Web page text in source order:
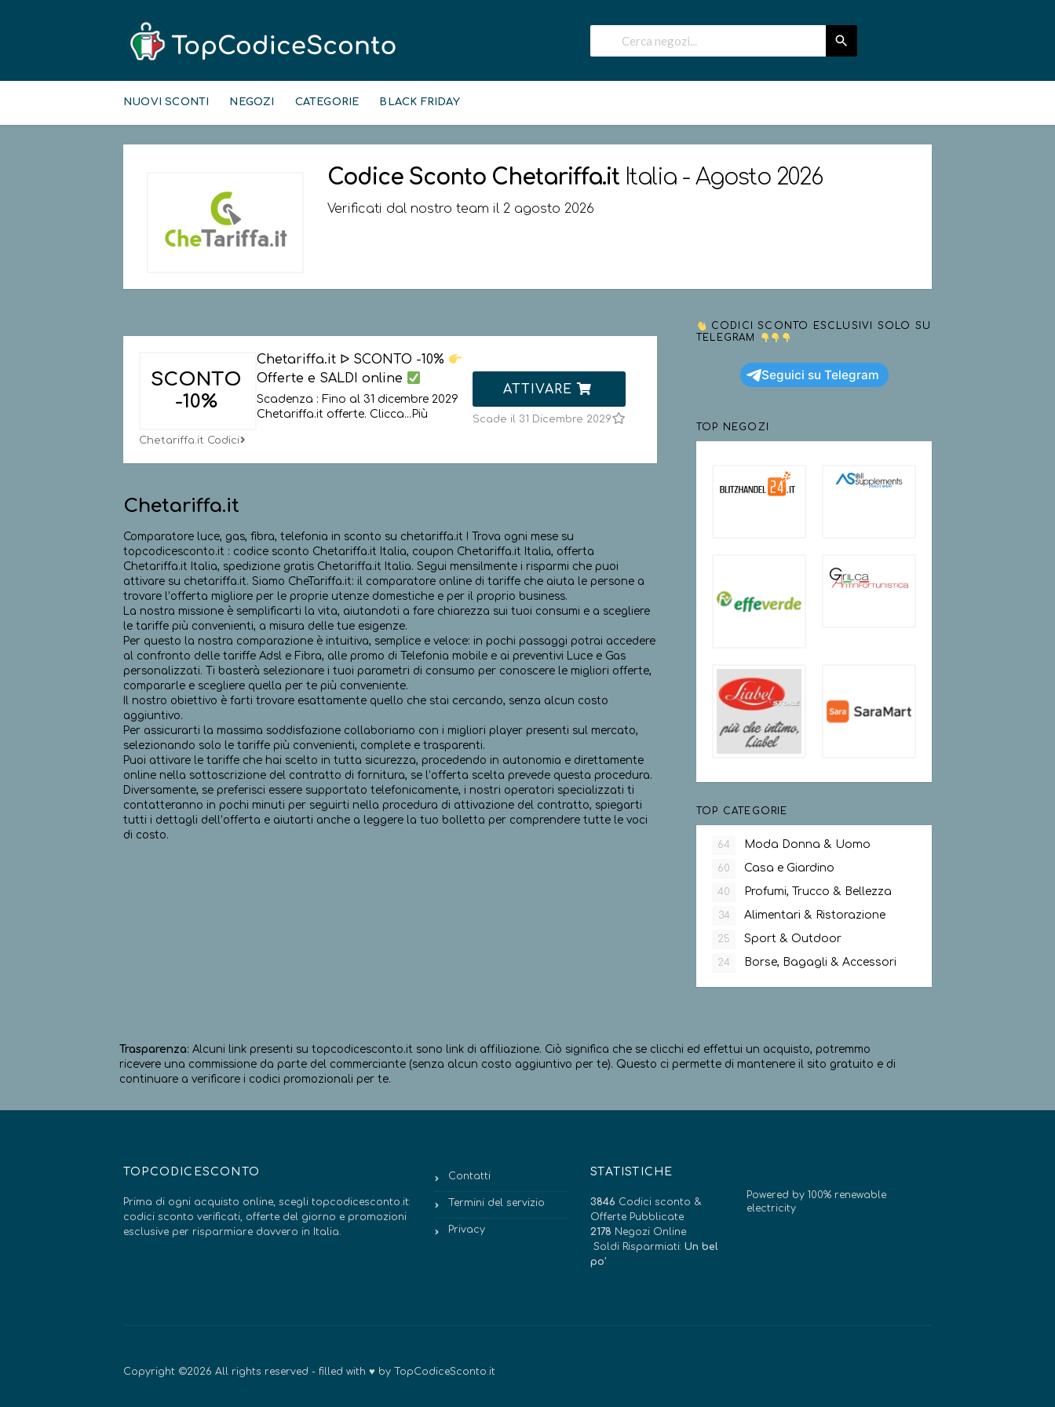
to
NUOVI SCONTI NEGOZI CATEGORIE BLACK FRIDAY
Codice Sconto Chetariffa.it Italia - Agosto 2026
Verificati dal nostro team il 2 agosto 2026
SCONTO
-10%
Chetariffa.it Codici
Chetariffa.it ᐅ SCONTO -10%
Offerte e SALDI online
Scadenza : Fino al 31 dicembre 2029
Chetariffa.it offerte. Clicca... Più
ATTIVARE
Scade il 31 Dicembre 2029
Chetariffa.it
Comparatore luce, gas, fibra, telefonia in sconto su chetariffa.it ! Trova ogni mese su
topcodicesconto.it : codice sconto Chetariffa.it Italia, coupon Chetariffa.it Italia, offerta
Chetariffa.it Italia, spedizione gratis Chetariffa.it Italia. Segui mensilmente i risparmi che puoi
attivare su chetariffa.it. Siamo CheTariffa.it: il comparatore online di tariffe che aiuta le persone a
trovare l’offerta migliore per le proprie utenze domestiche e per il proprio business.
La nostra missione è semplificarti la vita, aiutandoti a fare chiarezza sui tuoi consumi e a scegliere
le tariffe più convenienti, a misura delle tue esigenze.
Per questo la nostra comparazione è intuitiva, semplice e veloce: in pochi passaggi potrai accedere
al confronto delle tariffe Adsl e Fibra, alle promo di Telefonia mobile e ai preventivi Luce e Gas
personalizzati. Ti basterà selezionare i tuoi parametri di consumo per conoscere le migliori offerte,
compararle e scegliere quella per te più conveniente.
Il nostro obiettivo è farti trovare esattamente quello che stai cercando, senza alcun costo
aggiuntivo.
Per assicurarti la massima soddisfazione collaboriamo con i migliori player presenti sul mercato,
selezionando solo le tariffe più convenienti, complete e trasparenti.
Puoi attivare le tariffe che hai scelto in tutta sicurezza, procedendo in autonomia e direttamente
online nella sottoscrizione del contratto di fornitura, se l’offerta scelta prevede questa procedura.
Diversamente, se preferisci essere supportato telefonicamente, i nostri operatori specializzati ti
contatteranno in pochi minuti per seguirti nella procedura di attivazione del contratto, spiegarti
tutti i dettagli dell’offerta e aiutarti anche a leggere la tuo bolletta per comprendere tutte le voci
di costo.
CODICI SCONTO ESCLUSIVI SOLO SU
TELEGRAM
Seguici su Telegram
TOP NEGOZI
TOP CATEGORIE
64 Moda Donna & Uomo
60 Casa e Giardino
40 Profumi, Trucco & Bellezza
34 Alimentari & Ristorazione
25 Sport & Outdoor
24 Borse, Bagagli & Accessori
Trasparenza: Alcuni link presenti su topcodicesconto.it sono link di affiliazione. Ciò significa che se clicchi ed effettui un acquisto, potremmo
ricevere una commissione da parte del commerciante (senza alcun costo aggiuntivo per te). Questo ci permette di mantenere il sito gratuito e di
continuare a verificare i codici promozionali per te.
TOPCODICESCONTO
Prima di ogni acquisto online, scegli topcodicesconto.it:
codici sconto verificati, offerte del giorno e promozioni
esclusive per risparmiare davvero in Italia.
Contatti
Termini del servizio
Privacy
STATISTICHE
3846 Codici sconto &
Offerte Pubblicate
2178 Negozi Online
Soldi Risparmiati:Un bel
po’
Powered by 100% renewable
electricity
Copyright ©2026 All rights reserved - filled with ♥ by TopCodiceSconto.it